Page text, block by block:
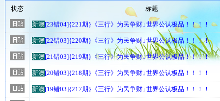
状态 标题
新澳[23错04]{221期}《三行》为民争财↓世界公认极品！！！！
新澳[22错03]{220期}《三行》为民争财↓世界公认极品！！！！
新澳[21错03]{219期}《三行》为民争财↓世界公认极品！！！！
新澳[20错03]{218期}《三行》为民争财↓世界公认极品！！！！
新澳[19错03]{217期}《三行》为民争财↓世界公认极品！！！！